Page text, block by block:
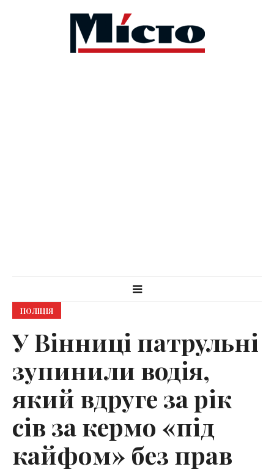
ПОЛІЦІЯ
У Вінниці патрульні
зупинили водія,
який вдруге за рік
сів за кермо «під
кайфом» без прав